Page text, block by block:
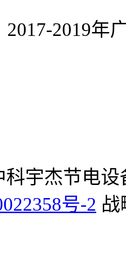
2019年广
科宇杰节电
号-2 战